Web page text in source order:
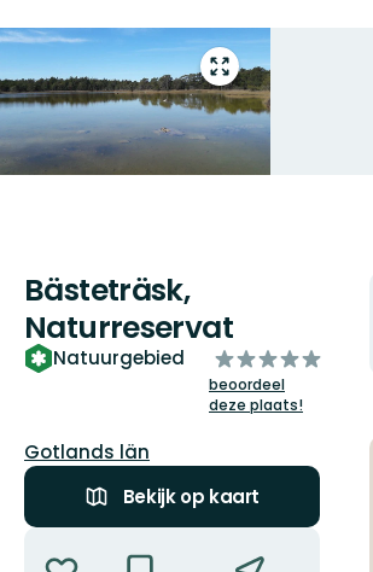
Open
volledig
scherm
Bästeträsk,
Naturreservat
Natuurgebied
van
5
sterren
beoordeel
deze plaats!
Regio:
Gotlands län
Bekijk op kaart